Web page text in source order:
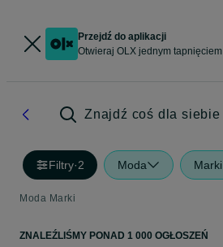
Przejdź do aplikacji
Otwieraj OLX jednym tapnięciem
Znajdź coś dla siebie
Filtry·2 Moda Marki
Moda Marki
ZNALEŹLIŚMY PONAD 1 000 OGŁOSZEŃ